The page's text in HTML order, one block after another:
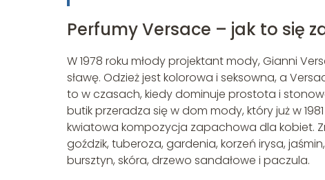
Perfumy Versace – jak to się
W 1978 roku młody projektant mody, Gianni
sławę. Odzież jest kolorowa i seksowna, a
to w czasach, kiedy dominuje prostota i
butik przeradza się w dom mody, który już w
kwiatowa kompozycja zapachowa dla kobiet.
goździk, tuberoza, gardenia, korzeń irysa,
bursztyn, skóra, drzewo sandałowe i paczula.